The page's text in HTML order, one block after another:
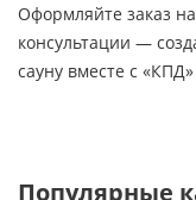
Оформляйте заказ
консультации —
сауну вместе с
Популярные